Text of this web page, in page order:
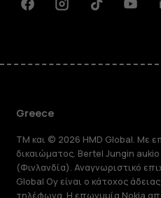
FacebookInstagramTiktok
Greece
TM και © 2026 HMD Global. Με
δικαιώματος. Bertel Jungin
(Φινλανδία). Αναγνωριστικό
Global Oy είναι ο κάτοχος
τηλέφωνα. Η επωνυμία Nokia